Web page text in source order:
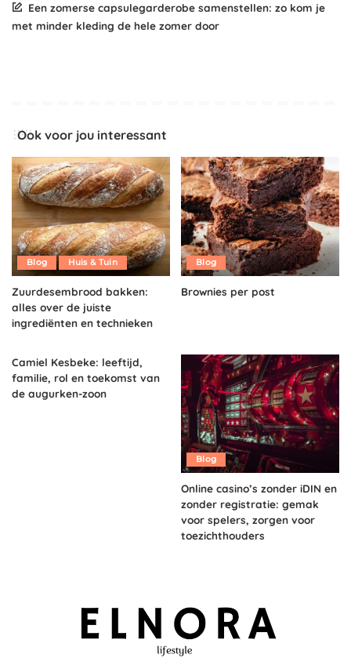
Een zomerse capsulegarderobe samenstellen: zo kom je
met minder kleding de hele zomer door
Ook voor jou interessant
Blog Huis & Tuin
Zuurdesembrood bakken:
alles over de juiste
ingrediënten en technieken
Blog
Brownies per post
Camiel Kesbeke: leeftijd,
familie, rol en toekomst van
de augurken-zoon
Blog
Online casino’s zonder iDIN en
zonder registratie: gemak
voor spelers, zorgen voor
toezichthouders